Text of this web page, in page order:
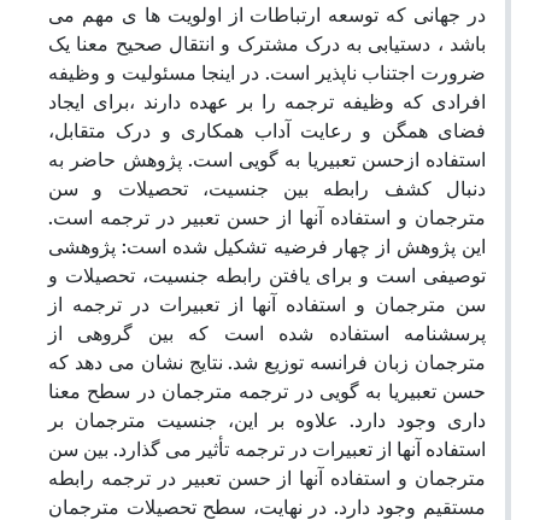
در جهانی که توسعه ارتباطات از اولویت ها ی مهم می
باشد ، دستیابی به درک مشترک و انتقال صحیح معنا یک
ضرورت اجتناب ناپذیر است. در اینجا مسئولیت و وظیفه
افرادی که وظیفه ترجمه را بر عهده دارند ،برای ایجاد
فضای همگن و رعایت آداب همکاری و درک متقابل،
استفاده ازحسن تعبیریا به گویی است. پژوهش حاضر به
دنبال کشف رابطه بین جنسیت، تحصیلات و سن
مترجمان و استفاده آنها از حسن تعبیر در ترجمه است.
این پژوهش از چهار فرضیه تشکیل شده است: پژوهشی
توصیفی است و برای یافتن رابطه جنسیت، تحصیلات و
سن مترجمان و استفاده آنها از تعبیرات در ترجمه از
پرسشنامه استفاده شده است که بین گروهی از
مترجمان زبان فرانسه توزیع شد. نتایج نشان می دهد که
حسن تعبیریا به گویی در ترجمه مترجمان در سطح معنا
داری وجود دارد. علاوه بر این، جنسیت مترجمان بر
استفاده آنها از تعبیرات در ترجمه تأثیر می گذارد. بین سن
مترجمان و استفاده آنها از حسن تعبیر در ترجمه رابطه
مستقیم وجود دارد. در نهایت، سطح تحصیلات مترجمان